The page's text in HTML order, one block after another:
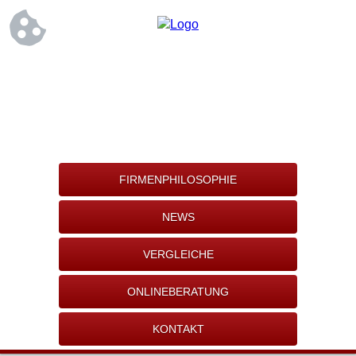
FIRMENPHILOSOPHIE
NEWS
VERGLEICHE
ONLINEBERATUNG
KONTAKT